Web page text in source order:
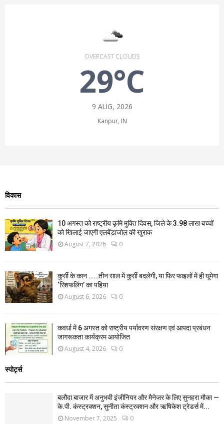
OVERCAST CLOUDS
29°C
9 AUG, 2026
Kanpur, IN
विकास
10 अगस्त को राष्ट्रीय कृमि मुक्ति दिवस, जिले के 3.98 लाख बच्चों
को खिलाई जाएगी एलबेंडाजोल की खुराक
August 7, 2026 0
कुर्सी के कान ……तीन साल में कुर्सी बदलेगी, या फिर फाइलों में ही घूमेगा
‘रिशफलिंग’ का पहिया
August 6, 2026 0
कवर्धा में 6 अगस्त को राष्ट्रीय पर्यावरण संरक्षण एवं आपदा प्रबंधन
जागरूकता कार्यक्रम आयोजित
August 4, 2026 0
स्पोर्ट्स
बलौदा बाजार में अनुभवी इंजीनियर और मैनेजर के लिए सुनहरा मौका —
के.पी. कंस्ट्रक्शन, सुनीता कंस्ट्रक्शन और ऋषिकेश ट्रेडर्स में...
November 7, 2025 0